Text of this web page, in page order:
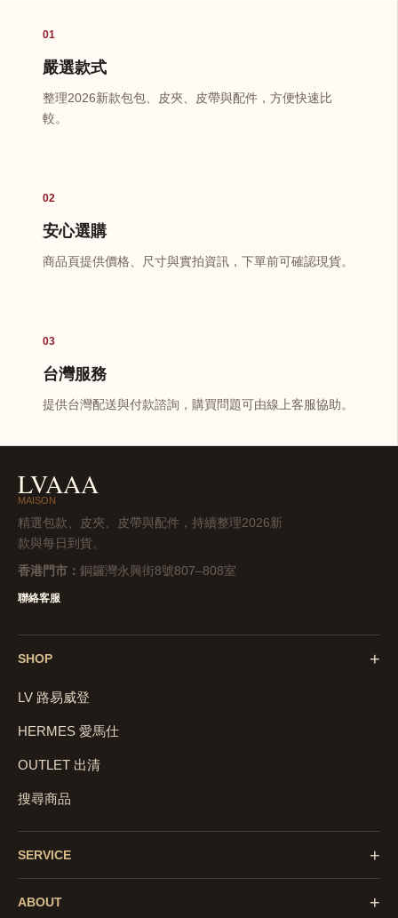
01
嚴選款式
整理2026新款包包、皮夾、皮帶與配件，方便快速比
較。
02
安心選購
商品頁提供價格、尺寸與實拍資訊，下單前可確認現貨。
03
台灣服務
提供台灣配送與付款諮詢，購買問題可由線上客服協助。
LVAAA
MAISON
精選包款、皮夾、皮帶與配件，持續整理2026新
款與每日到貨。
香港門市： 銅鑼灣永興街8號807–808室
聯絡客服
SHOP +
LV 路易威登
HERMES 愛馬仕
OUTLET 出清
搜尋商品
SERVICE +
ABOUT +